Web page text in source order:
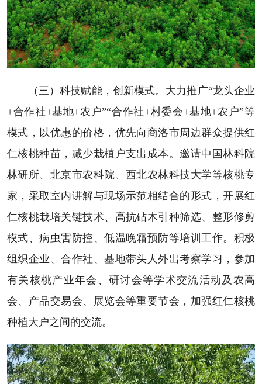
（三）科技赋能，创新模式。大力推广“龙头企业
+合作社+基地+农户”“合作社+村委会+基地+农户”等
模式，以优惠的价格，优先向商洛市周边群众提供红
仁核桃种苗，减少栽植户支出成本。邀请中国林科院
林研所、北京市农科院、西北农林科技大学等核桃专
家，采取室内讲解与现场示范相结合的形式，开展红
仁核桃栽培关键技术、高抗砧木引种筛选、整形修剪
模式、病虫害防控、低温晚霜预防等培训工作。积极
组织企业、合作社、基地带头人外出考察学习，参加
有关核桃产业年会、研讨会等学术交流活动及农高
会、产品交易会、展览会等重要节会，加强红仁核桃
种植大户之间的交流。